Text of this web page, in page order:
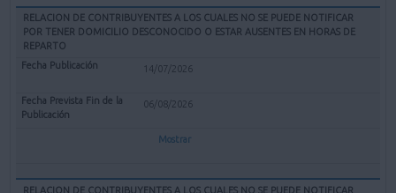
RELACION DE CONTRIBUYENTES A LOS CUALES NO SE PUEDE NOTIFICAR
POR TENER DOMICILIO DESCONOCIDO O ESTAR AUSENTES EN HORAS DE
REPARTO
14/07/2026
06/08/2026
Mostrar
RELACION DE CONTRIBUYENTES A LOS CUALES NO SE PUEDE NOTIFICAR